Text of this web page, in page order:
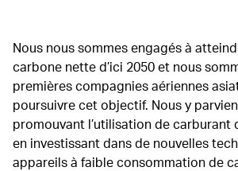
Nous nous sommes engagés à
carbone nette d’ici 2050 et nous
premières compagnies aériennes
poursuivre cet objectif. Nous y
promouvant l’utilisation de carburant
en investissant dans de nouvelles
appareils à faible consommation de